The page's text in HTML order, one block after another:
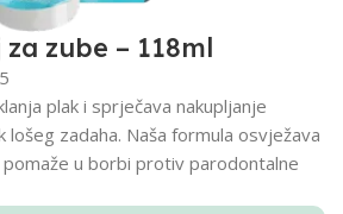
zube – 118ml
plak i sprječava nakupljanje
lošeg zadaha. Naša formula osvježava
pomaže u borbi protiv parodontalne